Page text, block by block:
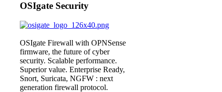
OSIgate Security
OSIgate Firewall with OPNSense
firmware, the future of cyber
security. Scalable performance.
Superior value. Enterprise Ready,
Snort, Suricata, NGFW : next
generation firewall protocol.